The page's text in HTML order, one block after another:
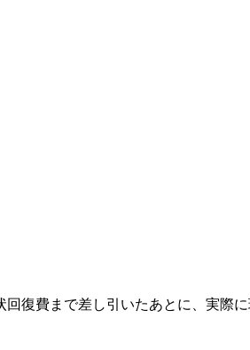
復費まで差し引いたあとに、実際